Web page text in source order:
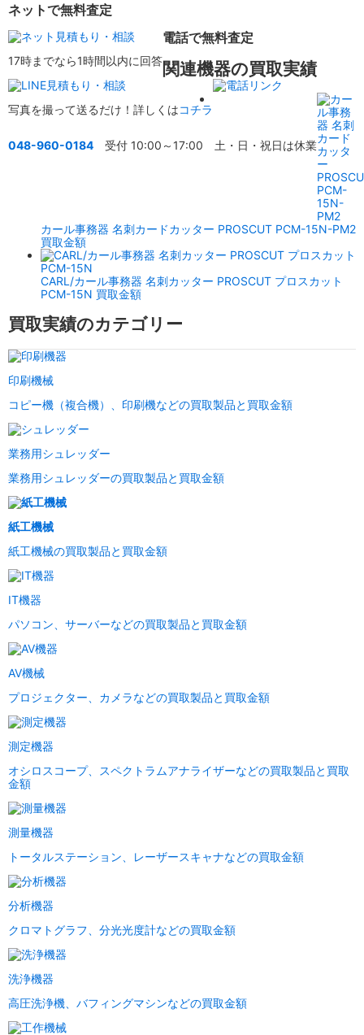
ネットで無料査定
17時までなら1時間以内に回答
写真を撮って送るだけ！詳しくはコチラ
電話で無料査定
048-960-0184 受付 10:00～17:00 土・日・祝日は休業
関連機器の買取実績
カール事務器 名刺カードカッター PROSCUT PCM-15N-PM2
買取金額
CARL/カール事務器 名刺カッター PROSCUT プロスカット
PCM-15N 買取金額
買取実績のカテゴリー
印刷機械
コピー機（複合機）、印刷機などの買取製品と買取金額
業務用シュレッダー
業務用シュレッダーの買取製品と買取金額
紙工機械
紙工機械の買取製品と買取金額
IT機器
パソコン、サーバーなどの買取製品と買取金額
AV機械
プロジェクター、カメラなどの買取製品と買取金額
測定機器
オシロスコープ、スペクトラムアナライザーなどの買取製品と買取
金額
測量機器
トータルステーション、レーザースキャナなどの買取金額
分析機器
クロマトグラフ、分光光度計などの買取金額
洗浄機器
高圧洗浄機、バフィングマシンなどの買取金額